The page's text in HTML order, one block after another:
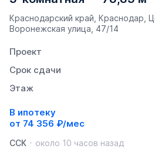
Краснодарский край, Краснодар,
Воронежская улица, 47/14
Проект
Срок сдачи
Этаж
В ипотеку
от 74 356 ₽/мес
ССК
около 10 часов назад